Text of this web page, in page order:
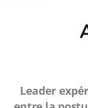
Leader